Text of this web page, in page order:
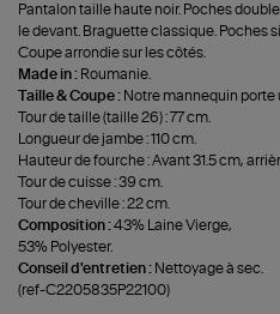
Pantalon taille haute noir. Poches
le devant. Braguette classique. Poches
Coupe arrondie sur les côtés.
Made in : Roumanie.
Taille & Coupe : Notre mannequin porte
Tour de taille (taille 26) : 77 cm.
Longueur de jambe : 110 cm.
Hauteur de fourche : Avant 31.5 cm,
Tour de cuisse : 39 cm.
Tour de cheville : 22 cm.
Composition :43% Laine Vierge,
53% Polyester.
Conseil d'entretien : Nettoyage à sec.
(ref-C2205835P22100)